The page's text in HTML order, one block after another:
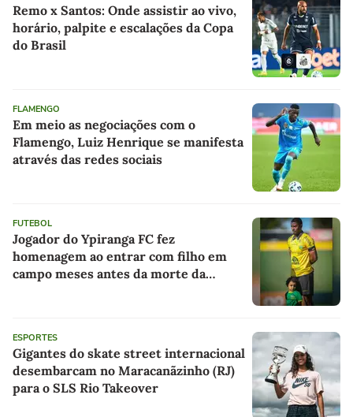
Remo x Santos: Onde assistir ao vivo,
horário, palpite e escalações da Copa
do Brasil
FLAMENGO
Em meio as negociações com o
Flamengo, Luiz Henrique se manifesta
através das redes sociais
FUTEBOL
Jogador do Ypiranga FC fez
homenagem ao entrar com filho em
campo meses antes da morte da
ESPORTES
Gigantes do skate street internacional
desembarcam no Maracanãzinho (RJ)
para o SLS Rio Takeover